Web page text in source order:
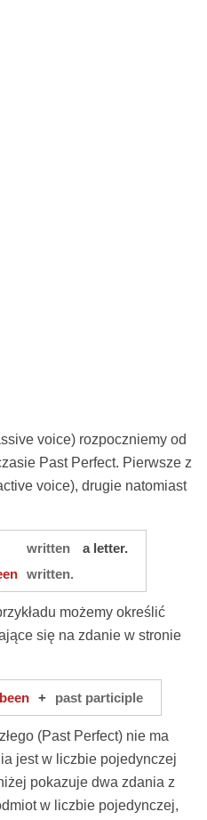
voice) rozpoczniemy od
Past Perfect. Pierwsze z
voice), drugie natomiast
written
a letter.
written.
możemy określić
się na zdanie w stronie
been + past participle
(Past Perfect) nie ma
jest w liczbie pojedynczej
pokazuje dwa zdania z
w liczbie pojedynczej,